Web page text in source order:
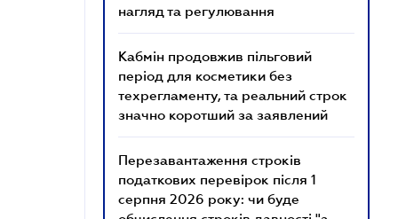
нагляд та регулювання
Кабмін продовжив пільговий
період для косметики без
техрегламенту, та реальний строк
значно коротший за заявлений
Перезавантаження строків
податкових перевірок після 1
серпня 2026 року: чи буде